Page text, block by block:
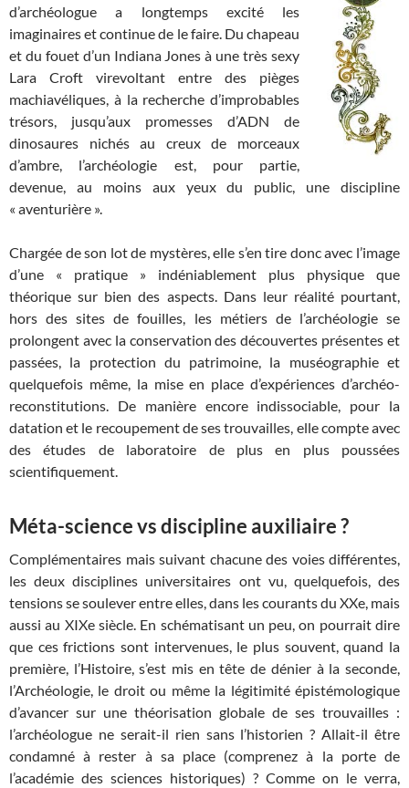
d’archéologue a longtemps excité les
imaginaires et continue de le faire. Du chapeau
et du fouet d’un Indiana Jones à une très sexy
Lara Croft virevoltant entre des pièges
machiavéliques, à la recherche d’improbables
trésors, jusqu’aux promesses d’ADN de
dinosaures nichés au creux de morceaux
d’ambre, l’archéologie est, pour partie,
devenue, au moins aux yeux du public, une discipline
« aventurière ».
Chargée de son lot de mystères, elle s’en tire donc avec l’image
d’une « pratique » indéniablement plus physique que
théorique sur bien des aspects. Dans leur réalité pourtant,
hors des sites de fouilles, les métiers de l’archéologie se
prolongent avec la conservation des découvertes présentes et
passées, la protection du patrimoine, la muséographie et
quelquefois même, la mise en place d’expériences d’archéo-
reconstitutions. De manière encore indissociable, pour la
datation et le recoupement de ses trouvailles, elle compte avec
des études de laboratoire de plus en plus poussées
scientifiquement.
Méta-science vs discipline auxiliaire ?
Complémentaires mais suivant chacune des voies différentes,
les deux disciplines universitaires ont vu, quelquefois, des
tensions se soulever entre elles, dans les courants du XXe, mais
aussi au XIXe siècle. En schématisant un peu, on pourrait dire
que ces frictions sont intervenues, le plus souvent, quand la
première, l’Histoire, s’est mis en tête de dénier à la seconde,
l’Archéologie, le droit ou même la légitimité épistémologique
d’avancer sur une théorisation globale de ses trouvailles :
l’archéologue ne serait-il rien sans l’historien ? Allait-il être
condamné à rester à sa place (comprenez à la porte de
l’académie des sciences historiques) ? Comme on le verra,